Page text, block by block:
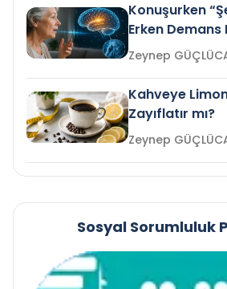
Konuşurken
Erken
mi?
Zeynep
Kahveye
Zayıflatır mı?
Zeynep
Sosyal Sorumluluk